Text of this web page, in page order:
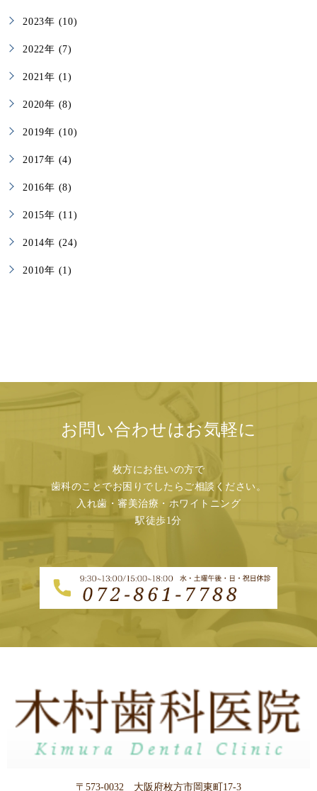
2023年 (10)
2022年 (7)
2021年 (1)
2020年 (8)
2019年 (10)
2017年 (4)
2016年 (8)
2015年 (11)
2014年 (24)
2010年 (1)
お問い合わせはお気軽に
枚方にお住いの方で
歯科のことでお困りでしたらご相談ください。
入れ歯・審美治療・ホワイトニング
駅徒歩1分
〒573-0032 大阪府枚方市岡東町17-3